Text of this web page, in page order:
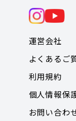
運営会社
よくあるご
利用規約
個人情報保
お問い合わ